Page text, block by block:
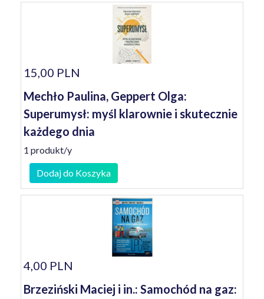
15,00 PLN
Mechło Paulina, Geppert Olga:
Superumysł: myśl klarownie i skutecznie
każdego dnia
1 produkt/y
Dodaj do Koszyka
4,00 PLN
Brzeziński Maciej i in.: Samochód na gaz: